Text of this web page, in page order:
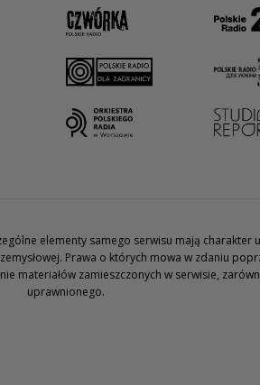
elementy samego serwisu mają
Prawa o których mowa w zdaniu
zamieszczonych w serwisie,
uprawnionego.